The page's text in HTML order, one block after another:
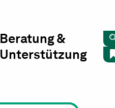
Beratung &
Unterstützung